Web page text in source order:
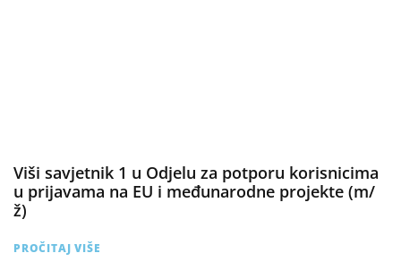
Viši savjetnik 1 u Odjelu za potporu korisnicima
u prijavama na EU i međunarodne projekte (m/
ž)
PROČITAJ VIŠE